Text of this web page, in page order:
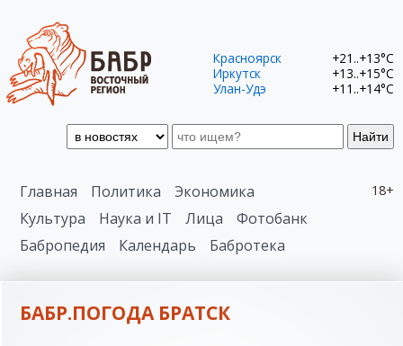
Найти
Красноярск
+21..+13°C
Иркутск
+13..+15°C
Улан-Удэ
+11..+14°C
18+
Главная Политика
Экономика
Культура
Наука и IT Лица
Фотобанк
Бабропедия
Календарь Бабротека
БАБР.ПОГОДА БРАТСК